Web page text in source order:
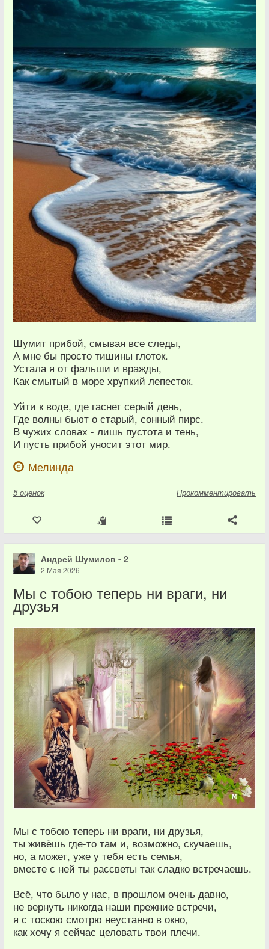
Шумит прибой, смывая все следы,
А мне бы просто тишины глоток.
Устала я от фальши и вражды,
Как смытый в море хрупкий лепесток.
Уйти к воде, где гаснет серый день,
Где волны бьют о старый, сонный пирс.
В чужих словах - лишь пустота и тень,
И пусть прибой уносит этот мир.
Мелинда
5 оценок Прокомментировать
Андрей Шумилов - 2
2 Мая 2026
Мы с тобою теперь ни враги, ни
друзья
Мы с тобою теперь ни враги, ни друзья,
ты живёшь где-то там и, возможно, скучаешь,
но, а может, уже у тебя есть семья,
вместе с ней ты рассветы так сладко встречаешь.
Всё, что было у нас, в прошлом очень давно,
не вернуть никогда наши прежние встречи,
я с тоскою смотрю неустанно в окно,
как хочу я сейчас целовать твои плечи.